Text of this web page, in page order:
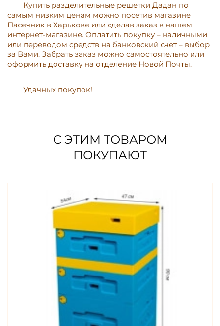
Купить разделительные решетки Дадан по
самым низким ценам можно посетив магазине
Пасечник в Харькове или сделав заказ в нашем
интернет-магазине. Оплатить покупку – наличными
или переводом средств на банковский счет – выбор
за Вами. Забрать заказ можно самостоятельно или
оформить доставку на отделение Новой Почты.
Удачных покупок!
С ЭТИМ ТОВАРОМ
ПОКУПАЮТ